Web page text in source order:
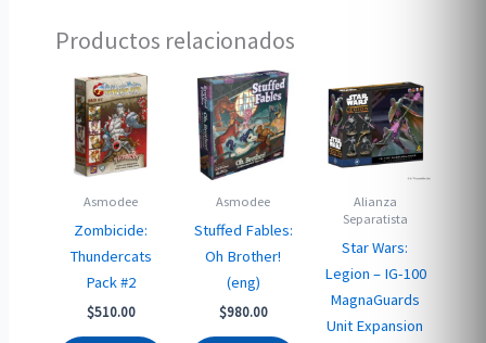
Productos relacionados
Asmodee
Zombicide:
Thundercats
Pack #2
$510.00
Asmodee
Stuffed Fables:
Oh Brother!
(eng)
$980.00
Alianza
Separatista
Star Wars:
Legion – IG-100
MagnaGuards
Unit Expansion